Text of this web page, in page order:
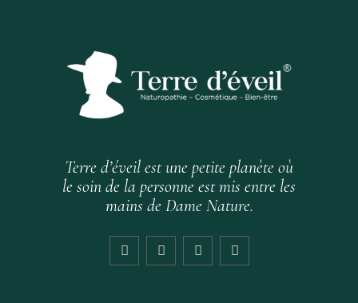
Terre d’éveil est une petite planète où
le soin de la personne est mis entre les
mains de Dame Nature.